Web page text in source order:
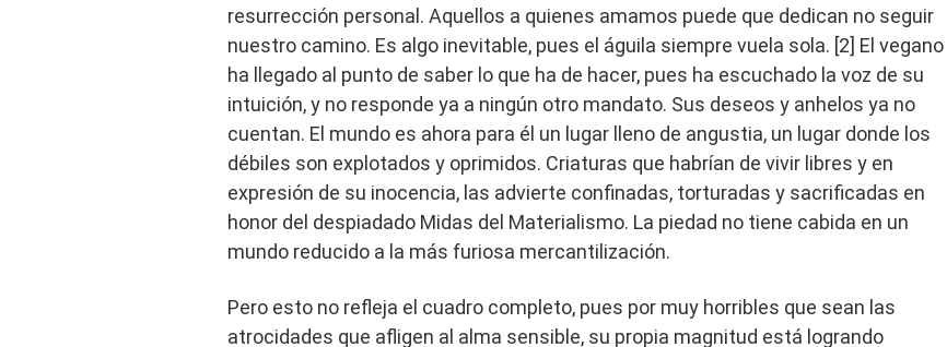
resurrección personal. Aquellos a quienes amamos puede que dedican no seguir
nuestro camino. Es algo inevitable, pues el águila siempre vuela sola. [2] El vegano
ha llegado al punto de saber lo que ha de hacer, pues ha escuchado la voz de su
intuición, y no responde ya a ningún otro mandato. Sus deseos y anhelos ya no
cuentan. El mundo es ahora para él un lugar lleno de angustia, un lugar donde los
débiles son explotados y oprimidos. Criaturas que habrían de vivir libres y en
expresión de su inocencia, las advierte confinadas, torturadas y sacrificadas en
honor del despiadado Midas del Materialismo. La piedad no tiene cabida en un
mundo reducido a la más furiosa mercantilización.
Pero esto no refleja el cuadro completo, pues por muy horribles que sean las
atrocidades que afligen al alma sensible, su propia magnitud está logrando